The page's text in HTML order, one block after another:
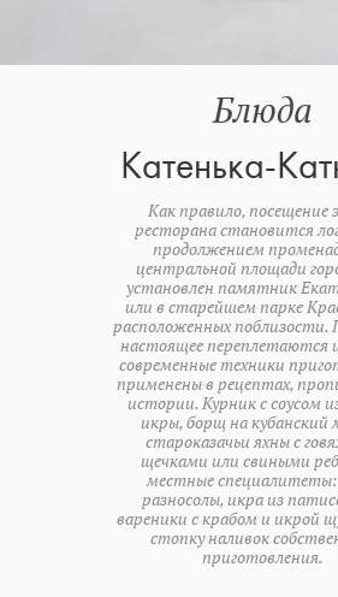
Блюда
Катенька-
Как правило, посещение
ресторана становится
продолжением
центральной площади
установлен памятник
или в старейшем парке
расположенных поблизости.
настоящее переплетаются
современные техники
применены в рецептах,
истории. Курник с соусом
икры, борщ на кубанский
староказачьи яхны с
щечками или свиными
местные специалитеты:
разносолы, икра из
вареники с крабом и икрой
стопку наливок
приготовления.